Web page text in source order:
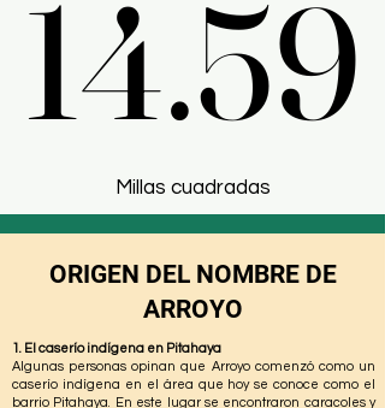
14.59
14.59
Millas cuadradas
ORIGEN DEL NOMBRE DE
ARROYO
1. El caserío indígena en Pitahaya
Algunas personas opinan que Arroyo comenzó como un
caserío indígena en el área que hoy se conoce como el
barrio Pitahaya. En este lugar se encontraron caracoles y